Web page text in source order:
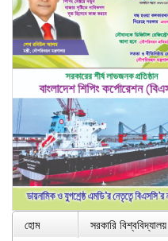
হোম
সরকারি বিশ্ববিদ্যালয়